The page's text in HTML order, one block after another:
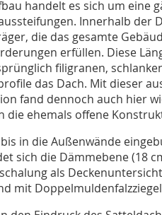
handelt es sich um eine
Innerhalb der
die das gesamte
erfüllen. Diese
filigranen,
das Dach. Mit dieser
fand dennoch auch hier
die ehemals offene
in die Außenwände
sich die Dämmebene (18
als
mit